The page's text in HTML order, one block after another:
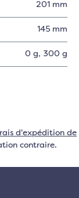
201 mm
145 mm
0 g, 300 g
d'expédition de
contraire.